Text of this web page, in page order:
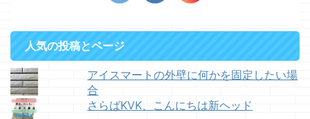
人気の投稿とページ
アイスマートの外壁に何かを固定したい場
合
さらばKVK、こんにちは新ヘッド